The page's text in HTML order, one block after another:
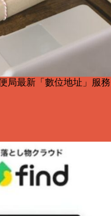
局最新「數位地址」服